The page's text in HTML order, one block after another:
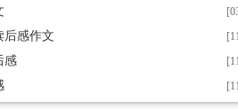
后感作文
感